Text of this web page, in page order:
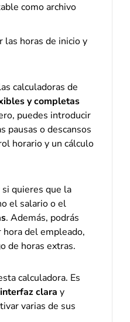
como archivo
las horas de inicio y
calculadoras de
y completas
puedes introducir
pausas o descansos
horario y un cálculo
quieres que la
el salario o el
. Además, podrás
del empleado,
de horas extras.
calculadora. Es
interfaz clara y
varias de sus